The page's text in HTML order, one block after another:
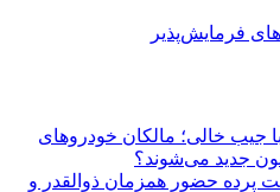
فرمایش‌پذیر
جیب خالی؛ مالکان خودرو‌های
جدید می‌شوند؟
پرده حضور همزمان ذوالقدر و